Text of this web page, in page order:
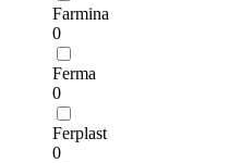
Farmina
0
Ferma
0
Ferplast
0